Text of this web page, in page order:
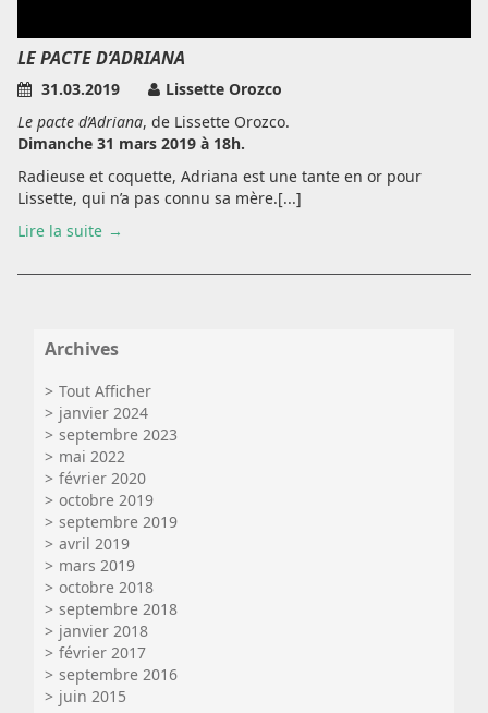
LE PACTE D’ADRIANA
31.03.2019
Lissette Orozco
Le pacte d’Adriana, de Lissette Orozco.
Dimanche 31 mars 2019 à 18h.
Radieuse et coquette, Adriana est une tante en or pour
Lissette, qui n’a pas connu sa mère.[...]
Lire la suite
Archives
Tout Afficher
janvier 2024
septembre 2023
mai 2022
février 2020
octobre 2019
septembre 2019
avril 2019
mars 2019
octobre 2018
septembre 2018
janvier 2018
février 2017
septembre 2016
juin 2015